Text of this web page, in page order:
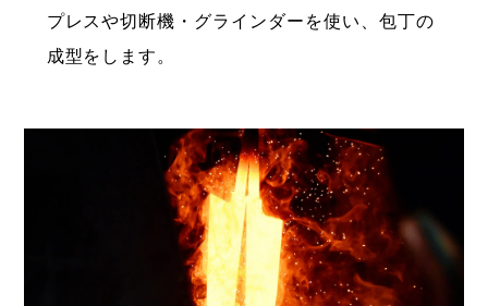
プレスや切断機・グラインダーを使い、包丁の
成型をします。